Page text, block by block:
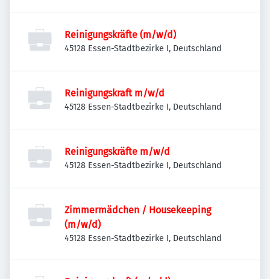
Reinigungskräfte (m/w/d)
45128 Essen-Stadtbezirke I, Deutschland
Reinigungskraft m/w/d
45128 Essen-Stadtbezirke I, Deutschland
Reinigungskräfte m/w/d
45128 Essen-Stadtbezirke I, Deutschland
Zimmermädchen / Housekeeping
(m/w/d)
45128 Essen-Stadtbezirke I, Deutschland